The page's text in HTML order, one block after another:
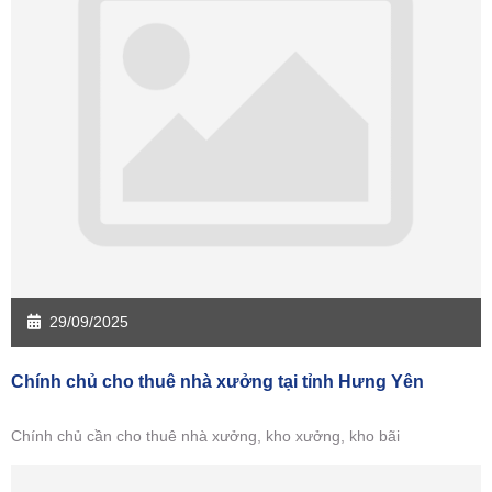
29/09/2025
Chính chủ cho thuê nhà xưởng tại tỉnh Hưng Yên
Chính chủ cần cho thuê nhà xưởng, kho xưởng, kho bãi